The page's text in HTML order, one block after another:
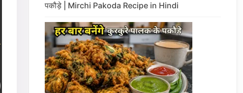
पकौड़े | Mirchi Pakoda Recipe in Hindi